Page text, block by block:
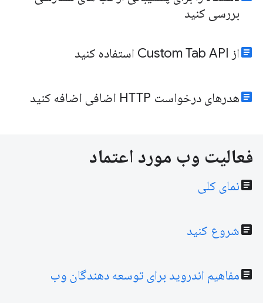
بررسی کنید
articleاز Custom Tab API استفاده کنید
articleهدرهای درخواست HTTP اضافی اضافه کنید
فعالیت وب مورد اعتماد
articleنمای کلی
articleشروع کنید
articleمفاهیم اندروید برای توسعه دهندگان وب